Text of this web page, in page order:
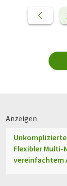
Anzeigen
Flexibler Multi-
vereinfachtem